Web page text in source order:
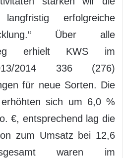
erfolgreiche
Über alle
erhielt KWS im
2014 336 (276)
für neue Sorten. Die
erhöhten sich um 6,0 %
€, entsprechend lag die
zum Umsatz bei 12,6
waren im